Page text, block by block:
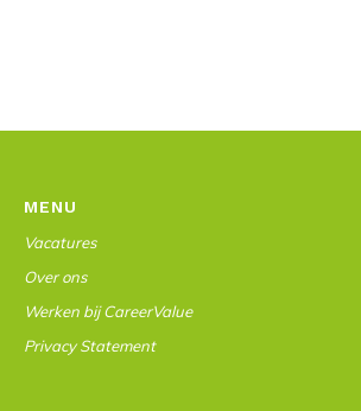
MENU
Vacatures
Over ons
Werken bij CareerValue
Privacy Statement